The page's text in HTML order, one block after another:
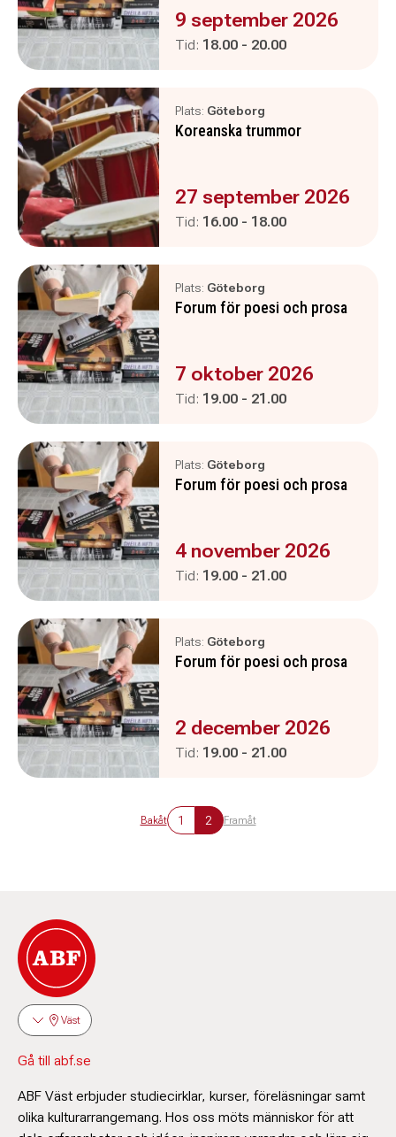
Evenemanget är :
9 september 2026
Tid: Pågår mellan
18.00 - och
20.00
Plats: Göteborg
Koreanska trummor
Evenemanget är :
27 september 2026
Tid: Pågår mellan
16.00 - och
18.00
Plats: Göteborg
Forum för poesi och prosa
Evenemanget är :
7 oktober 2026
Tid: Pågår mellan
19.00 - och
21.00
Plats: Göteborg
Forum för poesi och prosa
Evenemanget är :
4 november 2026
Tid: Pågår mellan
19.00 - och
21.00
Plats: Göteborg
Forum för poesi och prosa
Evenemanget är :
2 december 2026
Tid: Pågår mellan
19.00 - och
21.00
Bakåt 1 2 Framåt
Väst
Gå till abf.se
ABF Väst erbjuder studiecirklar, kurser, föreläsningar samt
olika kulturarrangemang. Hos oss möts människor för att